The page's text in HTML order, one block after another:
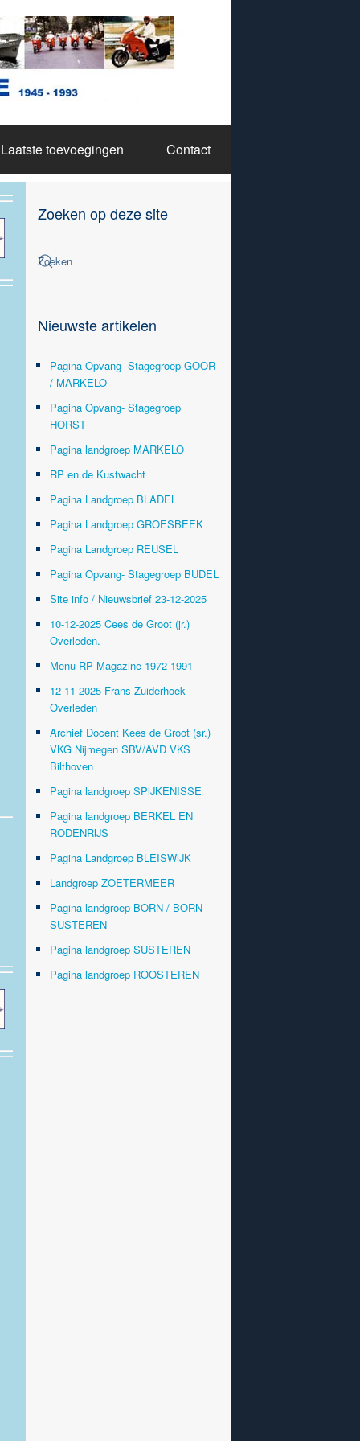
Laatste toevoegingen Contact
Zoeken op deze site
Nieuwste artikelen
Pagina Opvang- Stagegroep GOOR
/ MARKELO
Pagina Opvang- Stagegroep
HORST
Pagina landgroep MARKELO
RP en de Kustwacht
Pagina Landgroep BLADEL
Pagina Landgroep GROESBEEK
Pagina Landgroep REUSEL
Pagina Opvang- Stagegroep BUDEL
Site info / Nieuwsbrief 23-12-2025
10-12-2025 Cees de Groot (jr.)
Overleden.
Menu RP Magazine 1972-1991
12-11-2025 Frans Zuiderhoek
Overleden
Archief Docent Kees de Groot (sr.)
VKG Nijmegen SBV/AVD VKS
Bilthoven
Pagina landgroep SPIJKENISSE
Pagina landgroep BERKEL EN
RODENRIJS
Pagina Landgroep BLEISWIJK
Landgroep ZOETERMEER
Pagina landgroep BORN / BORN-
SUSTEREN
Pagina landgroep SUSTEREN
Pagina landgroep ROOSTEREN